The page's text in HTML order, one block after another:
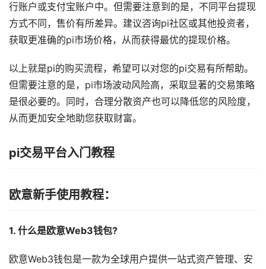
行账户或支付宝账户中。但需要注意到的是，不同平台提现
方式不同，售价有所差异。建议咨询pi社区或其他投资者，
获取更准确的pi市场价格，从而获得最优的提现价格。
以上就是pi的购买流程，希望可以对您的pi交易有所帮助。
但需要注意的是，pi市场波动风险高，采取显著的交易策略
是很必要的。同时，合理分散资产也可以降低您的风险度，
从而更加安全地助您获取财富。
pi交易平台入门教程
欧意新手使用教程：
1. 什么是欧意Web3钱包?
欧意Web3钱包是一款为全球用户提供一站式资产管理、安